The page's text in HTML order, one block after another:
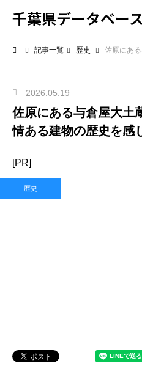
千葉県データベース
記事一覧 歴史 佐原にある与倉屋
2026.05.19
佐原にある与倉屋大土
情ある建物の歴史を感
[PR]
歴史